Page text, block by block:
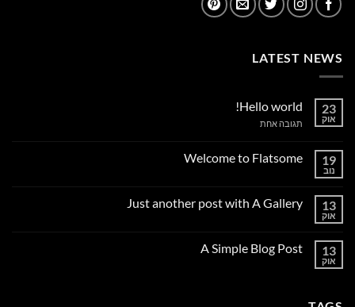
LATEST NEWS
23
אוק
Hello world!
תגובה אחתעל
19
נוב
Welcome to Flatsome
Welcome
13
אוק
Just another post with A Gallery
Just
13
אוק
A Simple Blog Post